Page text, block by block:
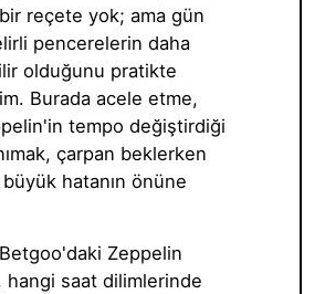
reçete yok; ama gün
pencerelerin daha
olduğunu pratikte
Burada acele etme,
tempo değiştirdiği
çarpan beklerken
büyük hatanın önüne
Zeppelin
hangi saat dilimlerinde